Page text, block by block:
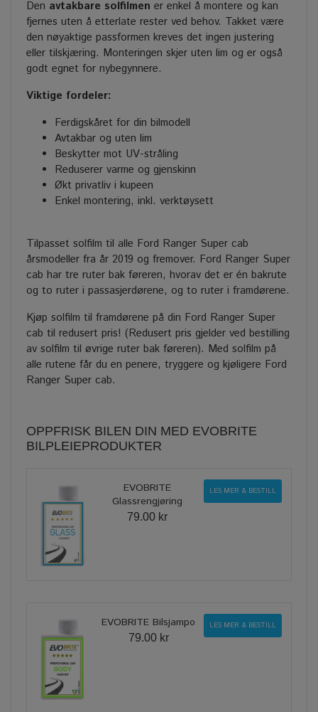
Den avtakbare solfilmen er enkel å montere og kan
fjernes uten å etterlate rester ved behov. Takket være
den nøyaktige passformen kreves det ingen justering
eller tilskjæring. Monteringen skjer uten lim og er også
godt egnet for nybegynnere.
Viktige fordeler:
Ferdigskåret for din bilmodell
Avtakbar og uten lim
Beskytter mot UV-stråling
Reduserer varme og gjenskinn
Økt privatliv i kupeen
Enkel montering, inkl. verktøysett
Tilpasset solfilm til alle Ford Ranger Super cab
årsmodeller fra år 2019 og fremover. Ford Ranger Super
cab har tre ruter bak føreren, hvorav det er én bakrute
og to ruter i passasjerdørene, og to ruter i framdørene.
Kjøp solfilm til framdørene på din Ford Ranger Super
cab til redusert pris! (Redusert pris gjelder ved bestilling
av solfilm til øvrige ruter bak føreren). Med solfilm på
alle rutene får du en penere, tryggere og kjøligere Ford
Ranger Super cab.
OPPFRISK BILEN DIN MED EVOBRITE
BILPLEIEPRODUKTER
EVOBRITE
Glassrengjøring
79.00 kr
LES MER & BESTILL
EVOBRITE Bilsjampo
79.00 kr
LES MER & BESTILL